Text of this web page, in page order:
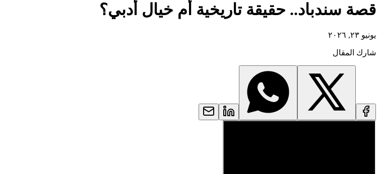
قصة سندباد.. حقيقة تاريخية أم خيال أدبي؟
يونيو ٢٣, ٢٠٢٦
شارك المقال